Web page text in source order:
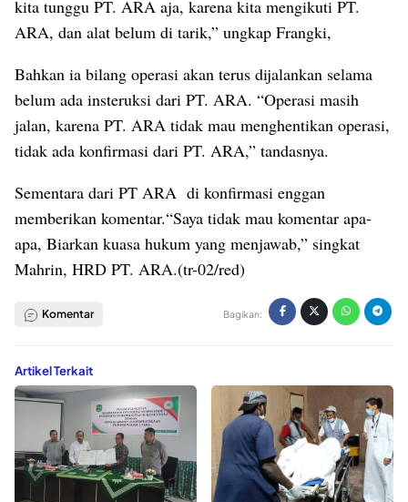
kita tunggu PT. ARA aja, karena kita mengikuti PT.
ARA, dan alat belum di tarik,” ungkap Frangki,
Bahkan ia bilang operasi akan terus dijalankan selama
belum ada insteruksi dari PT. ARA. “Operasi masih
jalan, karena PT. ARA tidak mau menghentikan operasi,
tidak ada konfirmasi dari PT. ARA,” tandasnya.
Sementara dari PT ARA di konfirmasi enggan
memberikan komentar.“Saya tidak mau komentar apa-
apa, Biarkan kuasa hukum yang menjawab,” singkat
Mahrin, HRD PT. ARA.(tr-02/red)
Komentar Bagikan:
Artikel Terkait